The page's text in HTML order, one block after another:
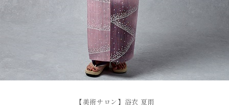
【美術サロン】浴衣 夏雨